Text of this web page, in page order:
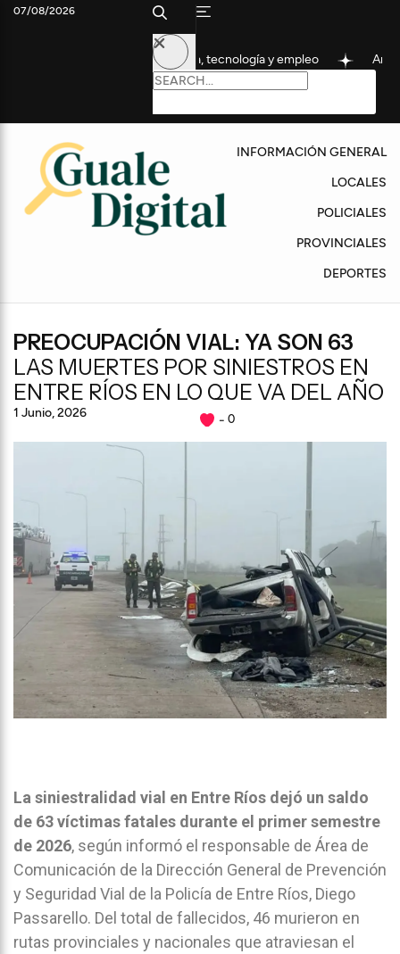
sobre ciencia, tecnología y empleo Anuncian cortes de
07/08/2026
INFORMACIÓN GENERAL
LOCALES
POLICIALES
PROVINCIALES
DEPORTES
PREOCUPACIÓN VIAL: YA SON 63
LAS MUERTES POR SINIESTROS EN
ENTRE RÍOS EN LO QUE VA DEL AÑO
1 Junio, 2026 0
La siniestralidad vial en Entre Ríos dejó un saldo
de 63 víctimas fatales durante el primer semestre
de 2026, según informó el responsable de Área de
Comunicación de la Dirección General de Prevención
y Seguridad Vial de la Policía de Entre Ríos, Diego
Passarello. Del total de fallecidos, 46 murieron en
rutas provinciales y nacionales que atraviesan el